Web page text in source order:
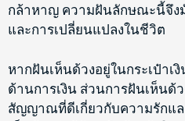
กล้าหาญ ความฝันลักษณะนี้จึง
และการเปลี่ยนแปลงในชีวิต
หากฝันเห็นด้วงอยู่ในกระเป๋า
ด้านการเงิน ส่วนการฝันเห็นด้
สัญญาณที่ดีเกี่ยวกับความรักแ